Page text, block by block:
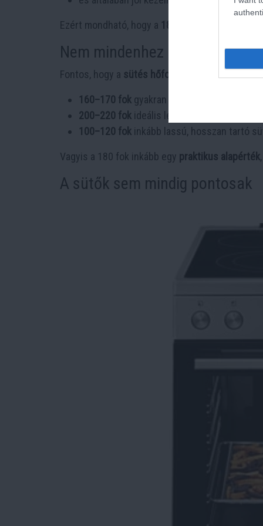
Ezért mondható, hogy a 180 fok nem szentírás
Nem mindenhez ideális a 180
Fontos, hogy a sütés hőfoka mindig az adott
160–170 fok gyakran jobb sajttortához,
200–220 fok ideális lehet zöldségekhez,
100–120 fok inkább lassú, hosszan tartó
Vagyis a 180 fok inkább egy praktikus alapérték
A sütők sem mindig pontosak